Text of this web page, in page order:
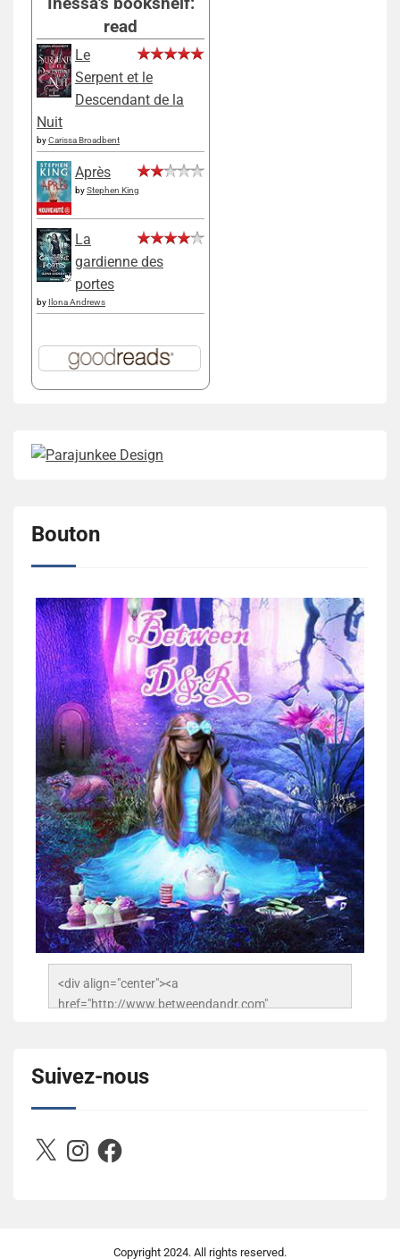
read
Le
Serpent et le
Descendant de la
Nuit
byCarissa Broadbent
Après
byStephen King
La
gardienne des
portes
by Ilona Andrews
Bouton
<div align="center"><a
href="http://www.betweendandr.com"
503716673157532-2788222864243652657-n.jpg"
alt="Between D&R" style="border:none;" /></a>
</div>
Suivez-nous
X InstagramFacebook
Copyright 2024. All rights reserved.